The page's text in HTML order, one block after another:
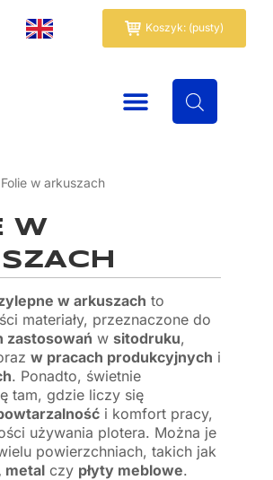
Koszyk: (pusty)
Wózek
Folie w arkuszach
W
w arkuszach to
materiały, przeznaczone do
zastosowań w sitodruku,
w pracach produkcyjnych i
. Ponadto, świetnie
tam, gdzie liczy się
i komfort pracy,
używania plotera. Można je
powierzchniach, takich jak
metal czy płyty meblowe.